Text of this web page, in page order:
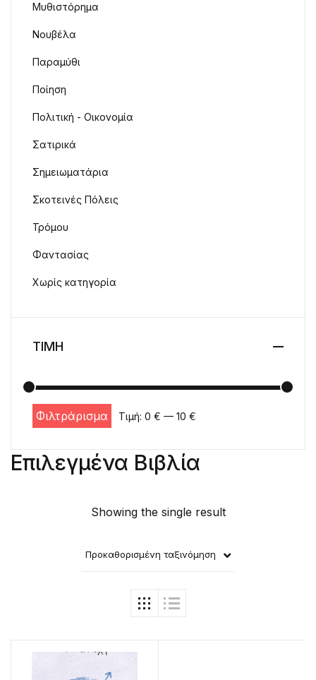
Επιλεγμένα Βιβλία
Showing the single result
Προκαθορισμένη ταξινόμηση
Μυθιστόρημα
Νουβέλα
Παραμύθι
Ποίηση
Πολιτική - Οικονομία
Σατιρικά
Σημειωματάρια
Σκοτεινές Πόλεις
Τρόμου
Φαντασίας
Χωρίς κατηγορία
ΤΙΜΗ
Ελάχιστη τιμή
Μέγιστη τιμή
Φιλτράρισμα Τιμή: 0 € — 10 €